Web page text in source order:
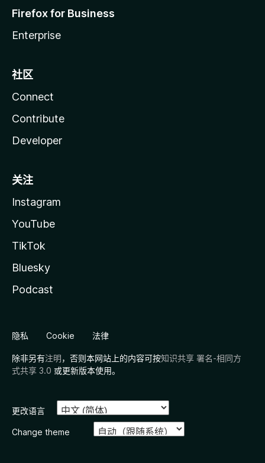
Firefox for Business
Enterprise
社区
Connect
Contribute
Developer
关注
Instagram
YouTube
TikTok
Bluesky
Podcast
隐私 Cookie 法律
除非另有注明，否则本网站上的内容可按知识共享 署名-相同方
式共享 3.0 或更新版本使用。
更改语言
Change theme